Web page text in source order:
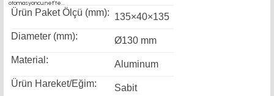
Ürün Paket Ölçü (mm): 135×40×135
Diameter (mm):
Ø130 mm
Material:
Aluminum
Ürün Hareket/Eğim:
Sabit